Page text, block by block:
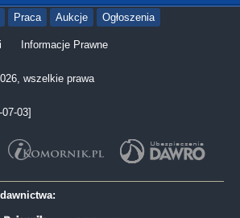
Praca Aukcje Ogłoszenia
Informacje Prawne
wszelkie prawa
03]